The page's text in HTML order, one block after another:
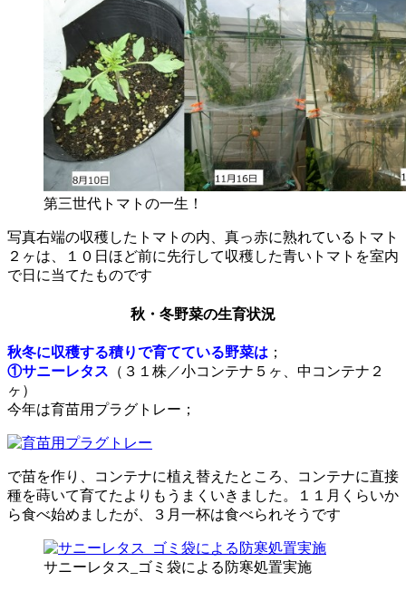
第三世代トマトの一生！
写真右端の収穫したトマトの内、真っ赤に熟れているトマト
２ヶは、１０日ほど前に先行して収穫した青いトマトを室内
で日に当てたものです
秋・冬野菜の生育状況
秋冬に収穫する積りで育てている野菜は ；
①サニーレタス （３１株／小コンテナ５ヶ、中コンテナ２
ヶ）
今年は育苗用プラグトレー；
で苗を作り、コンテナに植え替えたところ、コンテナに直接
種を蒔いて育てたよりもうまくいきました。１１月くらいか
ら食べ始めましたが、３月一杯は食べられそうです
サニーレタス_ゴミ袋による防寒処置実施